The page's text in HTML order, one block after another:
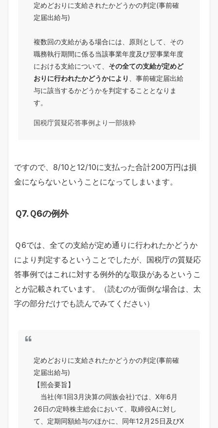
定めどおりに支給されたかどうかの判定(事前確
定届出給与)
複数回の支給がある場合には、原則として、その
職務執行期間に係る当該事業年度及び翌事業年度
における支給について、 その全ての支給が定めど
おりに行われたかどうかにより
、事前確定届出給
与に該当するかどうかを判定することとなりま
す。
国税庁質疑応答事例より一部抜粋
ですので、8/10と12/10に支払った合計200万円は損
金にならないということになってしまいます。
Ｑ7.Ｑ6の例外
Ｑ6では、全ての支給が定め通りに行われたかどうか
により判定するということでしたが、国税庁の質疑応
答事例ではこれに対する例外的な取扱があるというこ
とが記載されています。（読むのが面倒な場合は、太
字の部分だけでも読んでみてください）
定めどおりに支給されたかどうかの判定(事前確
定届出給与)
【照会要旨】
当社(年1回3月決算の同族会社)では、X年6月
26日の定時株主総会において、取締役Aに対し
て、定期同額給与のほかに、同年12月25日及びX